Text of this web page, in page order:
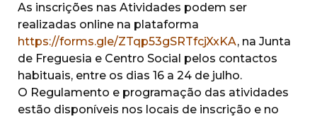
As inscrições nas Atividades podem ser
realizadas online na plataforma
https://forms.gle/ZTqp53gSRTfcjXxKA, na Junta
de Freguesia e Centro Social pelos contactos
habituais, entre os dias 16 a 24 de julho.
O Regulamento e programação das atividades
estão disponíveis nos locais de inscrição e no